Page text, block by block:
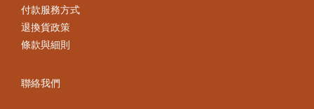
付款服務方式
退換貨政策
條款與細則
聯絡我們